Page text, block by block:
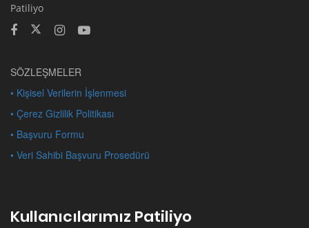
Patiliyo
SÖZLEŞMELER
• Kişisel Verilerin İşlenmesi
• Çerez Gizlilik Politikası
• Başvuru Formu
• Veri Sahibi Başvuru Prosedürü
Kullanıcılarımız Patiliyo